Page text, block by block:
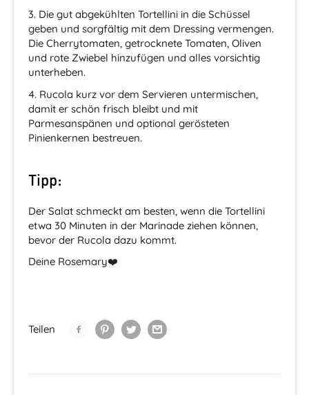
3. Die gut abgekühlten Tortellini in die Schüssel
geben und sorgfältig mit dem Dressing vermengen.
Die Cherrytomaten, getrocknete Tomaten, Oliven
und rote Zwiebel hinzufügen und alles vorsichtig
unterheben.
4. Rucola kurz vor dem Servieren untermischen,
damit er schön frisch bleibt und mit
Parmesanspänen und optional gerösteten
Pinienkernen bestreuen.
Tipp:
Der Salat schmeckt am besten, wenn die Tortellini
etwa 30 Minuten in der Marinade ziehen können,
bevor der Rucola dazu kommt.
Deine Rosemary❤️
Teilen